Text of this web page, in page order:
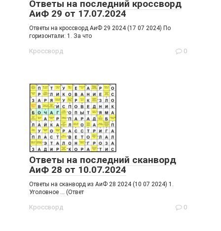
Ответы на последний кроссворд
АиФ 29 от 17.07.2024
Ответы на кроссворд АиФ 29 2024 (17 07 2024) По
горизонтали: 1. За что
Кроссворд 0
Ответы на последний сканворд
АиФ 28 от 10.07.2024
Ответы на сканворд из АиФ 28 2024 (10 07 2024) 1.
Уголовное … (Ответ
Кроссворд 0